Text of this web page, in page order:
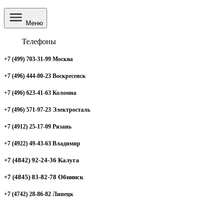
Меню
Телефоны
+7 (499) 703-31-99 Москва
+7 (496) 444-00-23 Воскресенск
+7 (496) 623-41-63 Коломна
+7 (496) 571-97-23 Электросталь
+7 (4912) 25-17-09 Рязань
+7 (4922) 49-43-63 Владимир
+7 (4842) 92-24-36 Калуга
+7 (4845) 83-82-78 Обнинск
+7 (4742) 28-86-82 Липецк